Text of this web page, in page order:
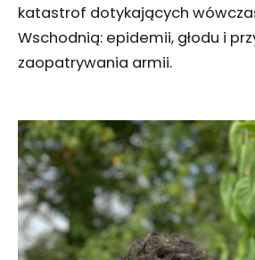
katastrof dotykających
Wschodnią: epidemii, głodu i
zaopatrywania armii.